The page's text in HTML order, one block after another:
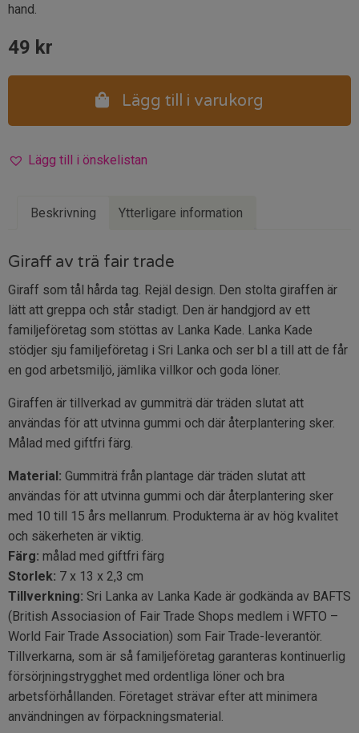
hand.
49 kr
Lägg till i varukorg
Lägg till i önskelistan
Beskrivning Ytterligare information
Giraff av trä fair trade
Giraff som tål hårda tag. Rejäl design. Den stolta giraffen är
lätt att greppa och står stadigt. Den är handgjord av ett
familjeföretag som stöttas av Lanka Kade. Lanka Kade
stödjer sju familjeföretag i Sri Lanka och ser bl a till att de får
en god arbetsmiljö, jämlika villkor och goda löner.
Giraffen är tillverkad av gummiträ där träden slutat att
användas för att utvinna gummi och där återplantering sker.
Målad med giftfri färg.
Material: Gummiträ från plantage där träden slutat att
användas för att utvinna gummi och där återplantering sker
med 10 till 15 års mellanrum. Produkterna är av hög kvalitet
och säkerheten är viktig.
Färg: målad med giftfri färg
Storlek: 7 x 13 x 2,3 cm
Tillverkning: Sri Lanka av Lanka Kade är godkända av BAFTS
(British Associasion of Fair Trade Shops medlem i WFTO –
World Fair Trade Association) som Fair Trade-leverantör.
Tillverkarna, som är så familjeföretag garanteras kontinuerlig
försörjningstrygghet med ordentliga löner och bra
arbetsförhållanden. Företaget strävar efter att minimera
användningen av förpackningsmaterial.